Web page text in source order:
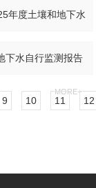
年度土壤和地下水
下水自行监测报告
MORE+
9 10 11
12